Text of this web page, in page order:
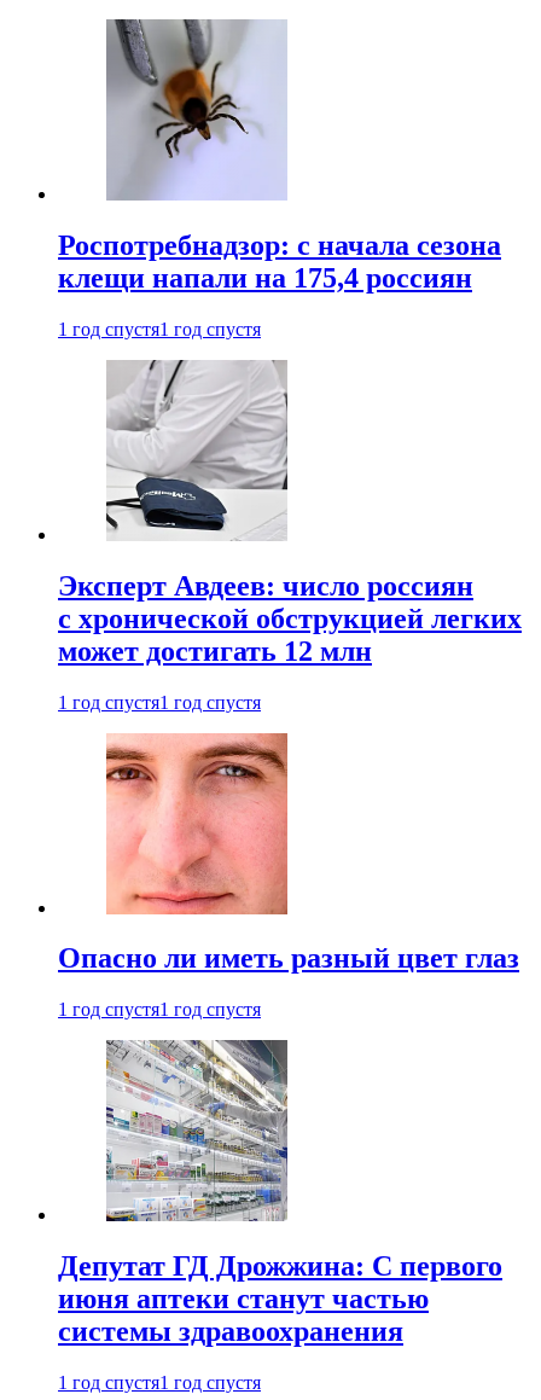
Роспотребнадзор: с начала сезона
клещи напали на 175,4 россиян
1 год спустя1 год спустя
Эксперт Авдеев: число россиян
с хронической обструкцией легких
может достигать 12 млн
1 год спустя1 год спустя
Опасно ли иметь разный цвет глаз
1 год спустя1 год спустя
Депутат ГД Дрожжина: С первого
июня аптеки станут частью
системы здравоохранения
1 год спустя1 год спустя